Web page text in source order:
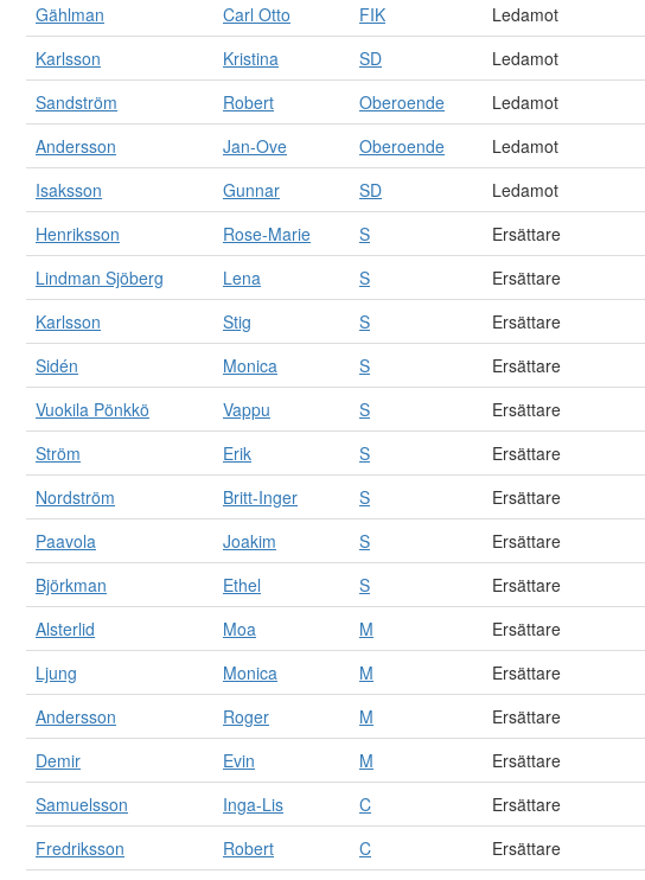
Gählman
Carl Otto FIK Ledamot
Karlsson
Kristina SD Ledamot
Sandström
Robert Oberoende Ledamot
Andersson
Jan-Ove Oberoende Ledamot
Isaksson
Gunnar SD Ledamot
Henriksson
Rose-Marie S Ersättare
Lindman Sjöberg
Lena S Ersättare
Karlsson
Stig S Ersättare
Sidén
Monica S Ersättare
Vuokila Pönkkö
Vappu S Ersättare
Ström
Erik S Ersättare
Nordström
Britt-Inger S Ersättare
Paavola
Joakim S Ersättare
Björkman
Ethel S Ersättare
Alsterlid
Moa M Ersättare
Ljung
Monica M Ersättare
Andersson
Roger M Ersättare
Demir
Evin M Ersättare
Samuelsson
Inga-Lis C Ersättare
Fredriksson
Robert C Ersättare